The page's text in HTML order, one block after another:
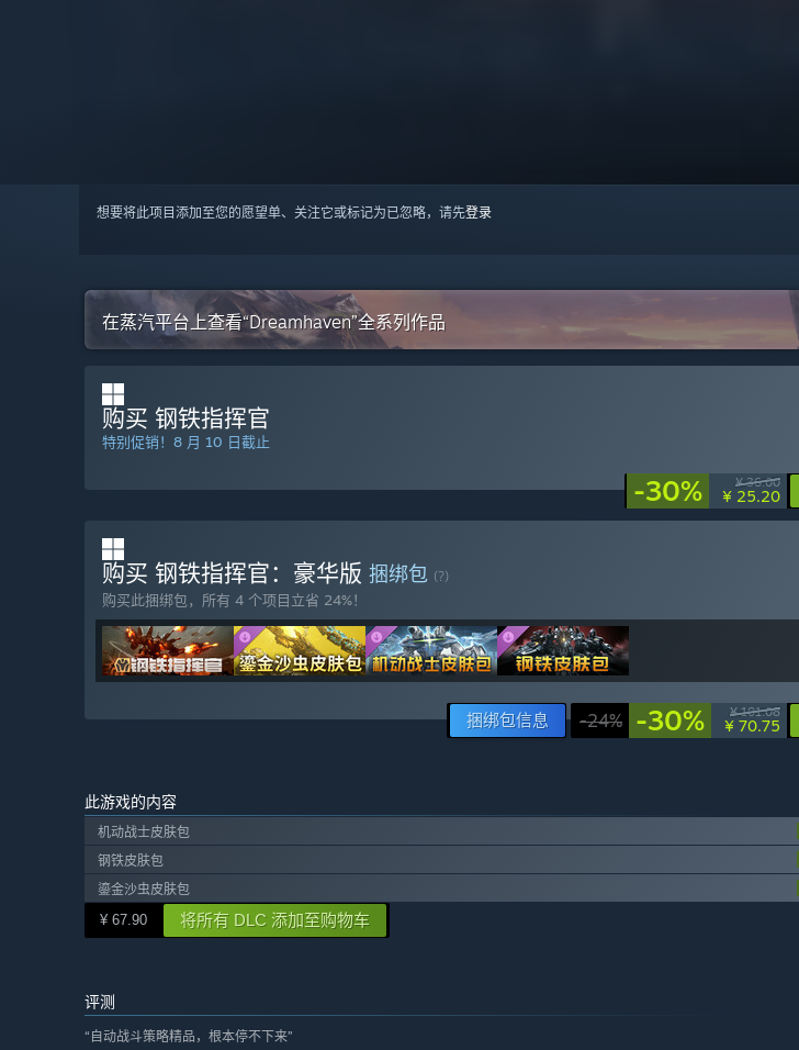
想要将此项目添加至您的愿望单、关注它或标记为已忽略，请先登录
在蒸汽平台上查看“Dreamhaven”全系列作品
购买 钢铁指挥官
特别促销！8 月 10 日截止
-30% ¥ 36.00
¥ 25.20
购买 钢铁指挥官：豪华版 捆绑包 (?)
购买此捆绑包，所有 4 个项目立省 24%！
捆绑包信息 -24% -30% ¥ 101.08
¥ 70.75
此游戏的内容
机动战士皮肤包
钢铁皮肤包
鎏金沙虫皮肤包
¥ 67.90 将所有 DLC 添加至购物车
评测
“自动战斗策略精品，根本停不下来”